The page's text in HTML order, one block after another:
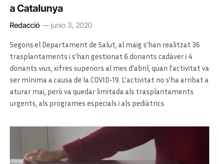
a Catalunya
Redacció junio 3, 2020
Segons el Departament de Salut, al maig s’han realitzat 36
trasplantaments i s’han gestionat 6 donants cadàver i 4
donants vius, xifres superiors al mes d’abril, quan l’activitat va
ser mínima a causa de la COVID-19. L’activitat no s’ha arribat a
aturar mai, però va quedar limitada als trasplantaments
urgents, als programes especials i als pediàtrics